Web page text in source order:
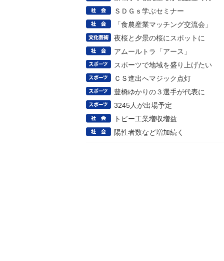
ＳＤＧｓ学ぶセミナー
「食農産業マッチング交流会」
夜桜と夕景の桜にスポットに
アムールトラ「アース」
スポーツで地域を盛り上げたい
ＣＳ進出へマジック点灯
豊橋ゆかりの３選手が代表に
3245人が出場予定
トピー工業増収増益
陽性者数など増加続く